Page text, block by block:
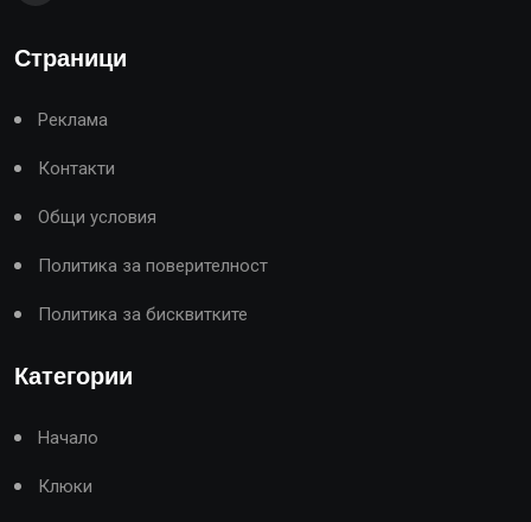
Страници
Реклама
Контакти
Общи условия
Политика за поверителност
Политика за бисквитките
Категории
Начало
Клюки